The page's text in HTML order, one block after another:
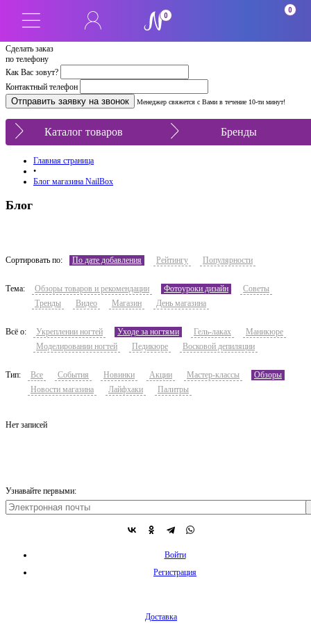
Сделать заказ
по телефону
Как Вас зовут?
Контактный телефон
Менеджер свяжется с Вами в течение 10-ти минут!
0
0
Каталог товаров Бренды
Главная страница
•
Блог магазина NailBox
Блог
Сортировать по: По дате добавления Рейтингу Популярности
Тема: Обзоры товаров и рекомендации Фотоуроки дизайн
Советы
Тренды
Видео Магазин День магазина
Всё о: Укреплении ногтей Уходе за ногтями Гель-лаках
Маникюре
Моделировании ногтей
Педикюре Восковой депиляции
Тип: Все События Новинки Акции Мастер-классы
Обзоры
Новости магазина
Лайфхаки Палитры
Нет записей
Узнавайте первыми:
Войти
Регистрация
Доставка